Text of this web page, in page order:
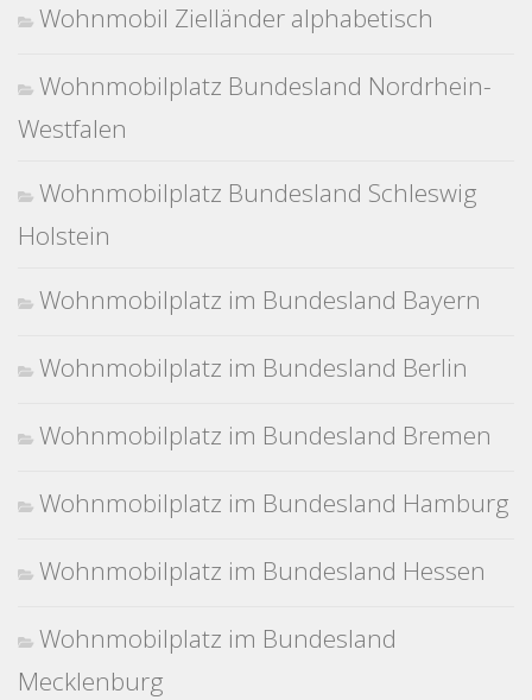
Wohnmobil Zielländer alphabetisch
Wohnmobilplatz Bundesland Nordrhein-
Westfalen
Wohnmobilplatz Bundesland Schleswig
Holstein
Wohnmobilplatz im Bundesland Bayern
Wohnmobilplatz im Bundesland Berlin
Wohnmobilplatz im Bundesland Bremen
Wohnmobilplatz im Bundesland Hamburg
Wohnmobilplatz im Bundesland Hessen
Wohnmobilplatz im Bundesland
Mecklenburg